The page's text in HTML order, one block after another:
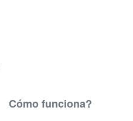
Cómo funciona?